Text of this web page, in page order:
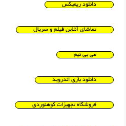
دانلود ریمیکس
تماشای آنلاین فیلم و سریال
می بی نیم
دانلود بازی اندروید
فروشگاه تجهیزات کوهنوردی